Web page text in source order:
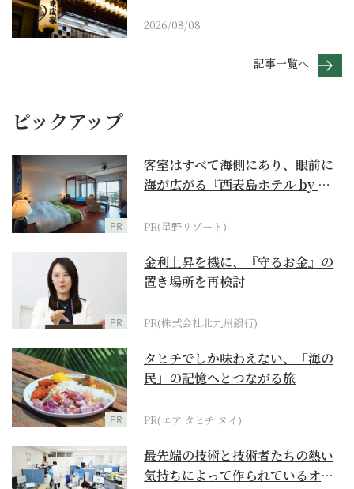
2026/08/08
記事一覧へ
ピックアップ
PR
客室はすべて海側にあり、眼前に
海が広がる『西表島ホテル by 星
PR(星野リゾート)
PR
金利上昇を機に、『守るお金』の
置き場所を再検討
PR(株式会社北九州銀行)
PR
タヒチでしか味わえない、「海の
民」の記憶へとつながる旅
PR(エア タヒチ ヌイ)
最先端の技術と技術者たちの熱い
気持ちによって作られているオー